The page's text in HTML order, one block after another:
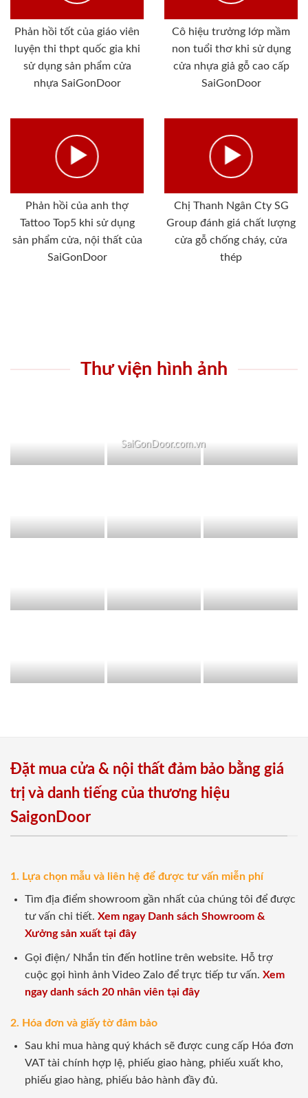
Phản hồi tốt của giáo viên
luyện thi thpt quốc gia khi
sử dụng sản phẩm cửa
nhựa SaiGonDoor
Cô hiệu trưởng lớp mầm
non tuổi thơ khi sử dụng
cửa nhựa giả gỗ cao cấp
SaiGonDoor
Phản hồi của anh thợ
Tattoo Top5 khi sử dụng
sản phẩm cửa, nội thất của
SaiGonDoor
Chị Thanh Ngân Cty SG
Group đánh giá chất lượng
cửa gỗ chống cháy, cửa
thép
Thư viện hình ảnh
SaiGonDoor.com.vn
Đặt mua cửa & nội thất đảm bảo bằng giá
trị và danh tiếng của thương hiệu
SaigonDoor
1. Lựa chọn mẫu và liên hệ để được tư vấn miễn phí
Tìm địa điểm showroom gần nhất của chúng tôi để được
tư vấn chi tiết. Xem ngay Danh sách Showroom &
Xưởng sản xuất tại đây
Gọi điện/ Nhắn tin đến hotline trên website. Hỗ trợ
cuộc gọi hình ảnh Video Zalo để trực tiếp tư vấn. Xem
ngay danh sách 20 nhân viên tại đây
2. Hóa đơn và giấy tờ đảm bảo
Sau khi mua hàng quý khách sẽ được cung cấp Hóa đơn
VAT tài chính hợp lệ, phiếu giao hàng, phiếu xuất kho,
phiếu giao hàng, phiếu bảo hành đầy đủ.